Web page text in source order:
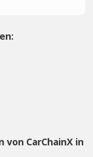
von CarChainX in